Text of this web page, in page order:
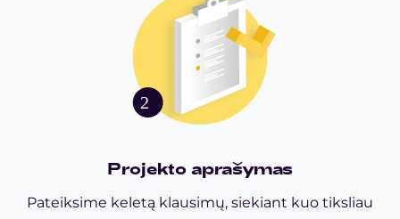
Projekto aprašymas
Pateiksime keletą klausimų, siekiant kuo tiksliau